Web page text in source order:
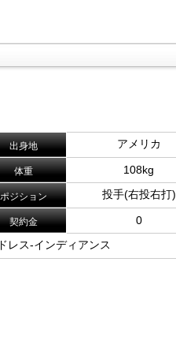
出身地 アメリカ
体重 108kg
ポジション 投手(右投右打)
契約金 0
レス-インディアンス